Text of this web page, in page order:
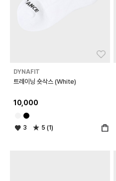
DYNAFIT
트레이닝 숏삭스 (White)
10,000
3 5 (1)